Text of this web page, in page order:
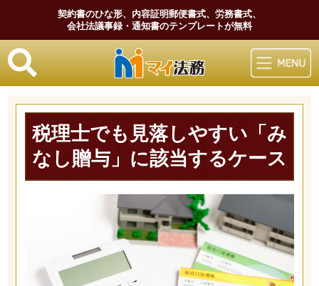
契約書のひな形、内容証明郵便書式、労務書式、
会社法議事録・通知書のテンプレートが無料
マイ法務
税理士でも見落しやすい「み
なし贈与」に該当するケース